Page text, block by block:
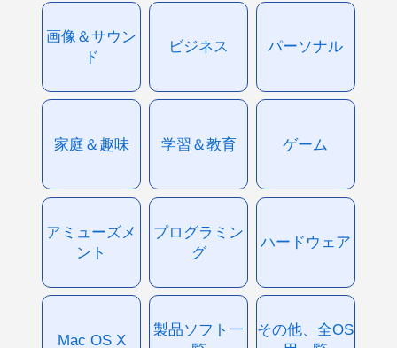
画像＆サウン
ド
ビジネス パーソナル
家庭＆趣味 学習＆教育 ゲーム
アミューズメ
ント
プログラミン
グ
ハードウェア
Mac OS X
製品ソフト一
その他、全OS